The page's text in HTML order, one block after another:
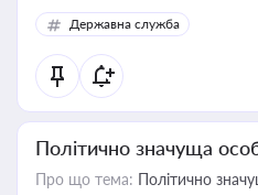
Державна служба
Політично значуща
Про що тема: Політично